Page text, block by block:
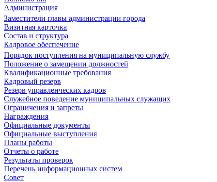
Администрация
Заместители главы администрации города
Визитная карточка
Состав и структура
Кадровое обеспечение
Порядок поступления на муниципальную службу
Положение о замещении должностей
Квалификационные требования
Кадровый резерв
Резерв управленческих кадров
Служебное поведение муниципальных служащих
Ограничения и запреты
Награждения
Официальные документы
Официальные выступления
Планы работы
Отчеты о работе
Результаты проверок
Перечень информационных систем
Совет